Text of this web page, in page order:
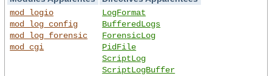
mod_logio
mod_log_config
mod_log_forensic
mod_cgi
LogFormat
BufferedLogs
ForensicLog
PidFile
ScriptLog
ScriptLogBuffer